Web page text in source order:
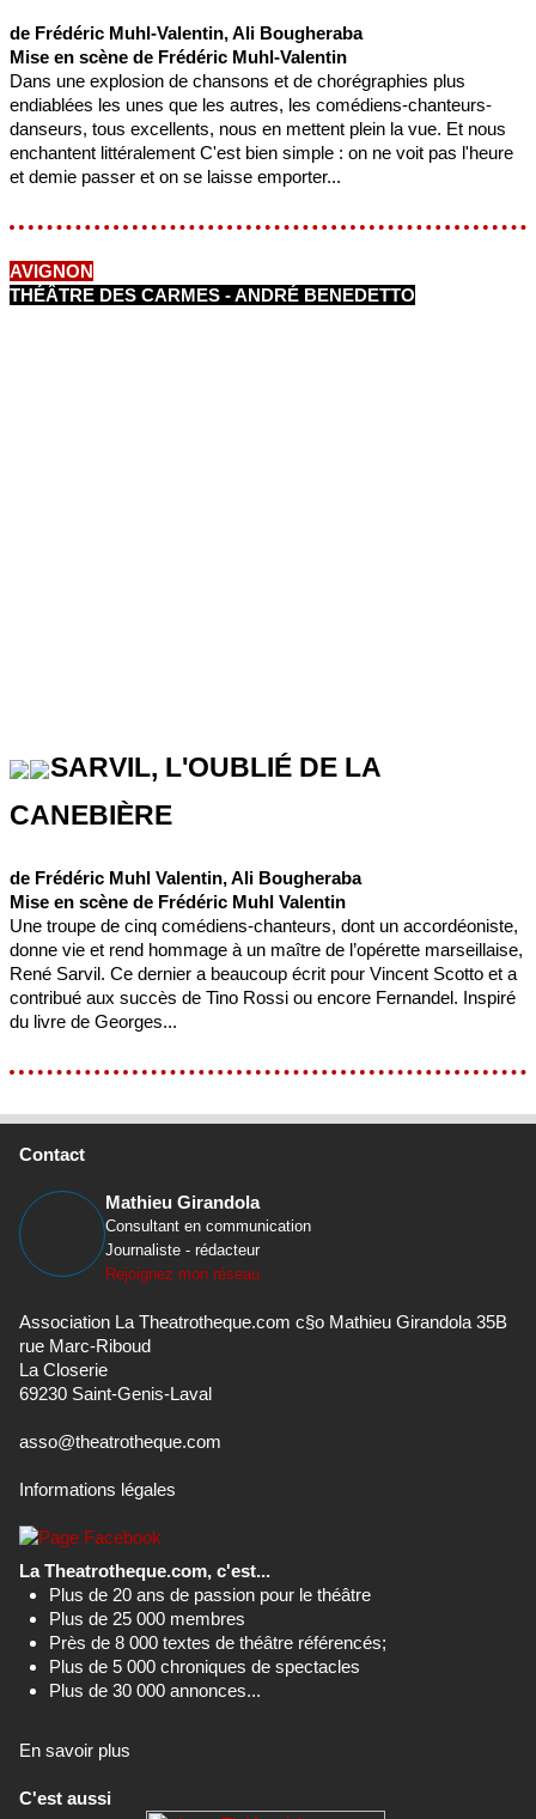
de Frédéric Muhl-Valentin, Ali Bougheraba
Mise en scène de Frédéric Muhl-Valentin
Dans une explosion de chansons et de chorégraphies plus
endiablées les unes que les autres, les comédiens-chanteurs-
danseurs, tous excellents, nous en mettent plein la vue. Et nous
enchantent littéralement C'est bien simple : on ne voit pas l'heure
et demie passer et on se laisse emporter...
AVIGNON
THÉÂTRE DES CARMES - ANDRÉ BENEDETTO
SARVIL, L'OUBLIÉ DE LA
CANEBIÈRE
de Frédéric Muhl Valentin, Ali Bougheraba
Mise en scène de Frédéric Muhl Valentin
Une troupe de cinq comédiens-chanteurs, dont un accordéoniste,
donne vie et rend hommage à un maître de l’opérette marseillaise,
René Sarvil. Ce dernier a beaucoup écrit pour Vincent Scotto et a
contribué aux succès de Tino Rossi ou encore Fernandel. Inspiré
du livre de Georges...
Contact
Mathieu Girandola
Consultant en communication
Journaliste - rédacteur
Rejoignez mon réseau
Association La Theatrotheque.com c§o Mathieu Girandola 35B
rue Marc-Riboud
La Closerie
69230 Saint-Genis-Laval
asso@theatrotheque.com
Informations légales
La Theatrotheque.com, c'est...
Plus de 20 ans de passion pour le théâtre
Plus de 25 000 membres
Près de 8 000 textes de théâtre référencés;
Plus de 5 000 chroniques de spectacles
Plus de 30 000 annonces...
En savoir plus
C'est aussi